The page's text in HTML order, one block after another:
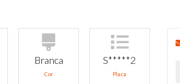
Branca
Cor
S*****2
Placa